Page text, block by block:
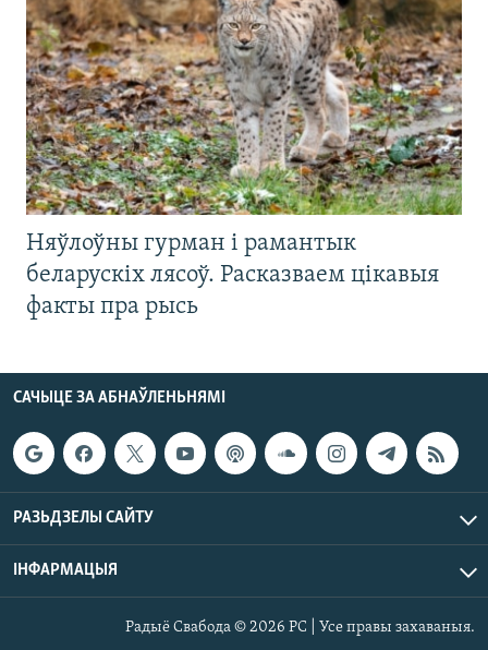
Няўлоўны гурман і рамантык
беларускіх лясоў. Расказваем цікавыя
факты пра рысь
САЧЫЦЕ ЗА АБНАЎЛЕНЬНЯМІ
РАЗЬДЗЕЛЫ САЙТУ
ІНФАРМАЦЫЯ
Радыё Свабода © 2026 РС | Усе правы захаваныя.